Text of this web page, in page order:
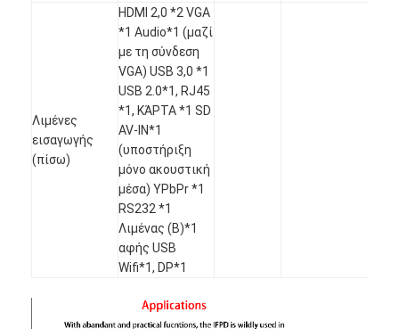
Λιμένες
εισαγωγής
(πίσω)
HDMI 2,0 *2 VGA
*1 Audio*1 (μαζί
με τη σύνδεση
VGA) USB 3,0 *1
USB 2.0*1, RJ45
*1, ΚΆΡΤΑ *1 SD
AV-IN*1
(υποστήριξη
μόνο ακουστική
μέσα) YPbPr *1
RS232 *1
Λιμένας (B)*1
αφής USB
Wifi*1, DP*1